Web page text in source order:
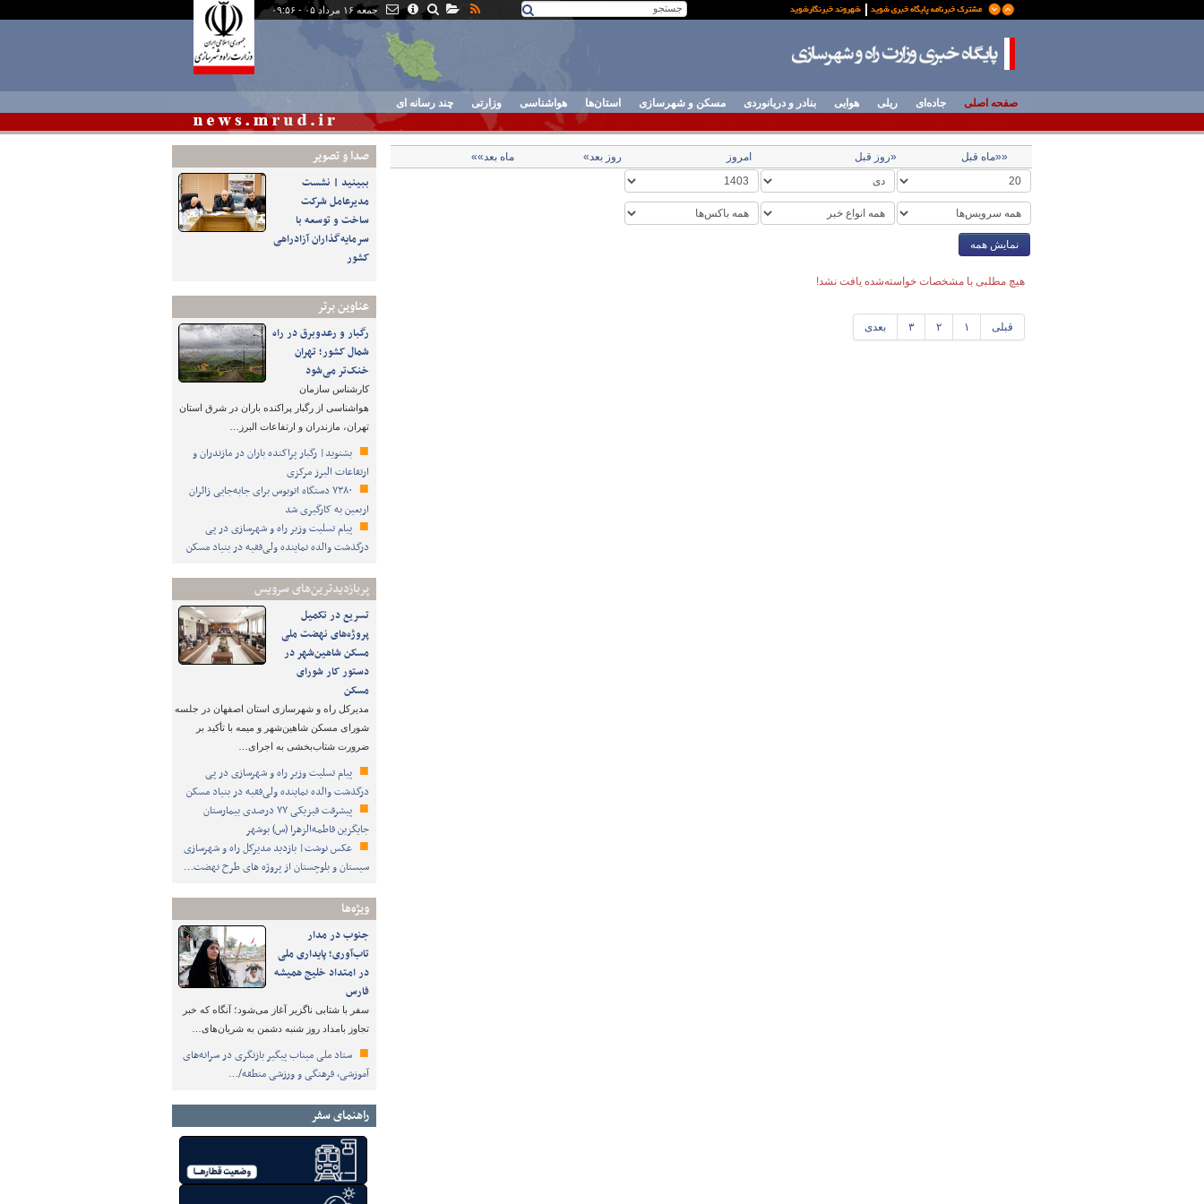
جمعه ۱۶ مرداد ۰۵ - ۰۹:۵۶
صفحه اصلی جاده‌ای ریلی هوایی بنادر و دریانوردی مسکن و شهرسازی استان‌ها هواشناسی وزارتی چند رسانه ای
صدا و تصوير
ببینید | نشست
مدیرعامل شرکت
ساخت و توسعه با
سرمایه‌گذاران آزادراهی
کشور
عناوین برتر
رگبار و رعدوبرق در راه
شمال کشور؛ تهران
خنک‌تر می‌شود
کارشناس سازمان
هواشناسی از رگبار پراکنده باران در شرق استان
تهران، مازندران و ارتفاعات البرز…
بشنوید| رگبار پراکنده باران در مازندران و
ارتفاعات البرز مرکزی
۷۳۸۰ دستگاه اتوبوس برای جابه‌جایی زائران
اربعین به‌ کارگیری شد
پیام تسلیت وزیر راه و شهرسازی در پی
درگذشت والده نماینده ولی‌فقیه در بنیاد مسکن
پربازدیدترین‌های سرویس
تسریع در تکمیل
پروژه‌های نهضت ملی
مسکن شاهین‌شهر در
دستور کار شورای
مسکن
مدیرکل راه و شهرسازی استان اصفهان در جلسه
شورای مسکن شاهین‌شهر و میمه با تأکید بر
ضرورت شتاب‌بخشی به اجرای…
پیام تسلیت وزیر راه و شهرسازی در پی
درگذشت والده نماینده ولی‌فقیه در بنیاد مسکن
پیشرفت فیزیکی ۷۷ درصدی بیمارستان
جایگزین فاطمه‌الزهرا (س) بوشهر
عکس نوشت| بازدید مدیرکل راه و شهرسازی
سیستان و بلوچستان از پروژه های طرح نهضت…
ویژه‌ها
جنوب در مدار
تاب‌آوری؛ پایداری ملی
در امتداد خلیج همیشه
فارس
سفر با شتابی ناگزیر آغاز می‌شود؛ آنگاه که خبر
تجاوز بامداد روز شنبه دشمن به شریان‌های…
ستاد ملی میناب پیگیر بازنگری در سرانه‌های
آموزشی، فرهنگی و ورزشی منطقه/…
راهنمای سفر
««ماه قبل «روز قبل امروز روز بعد» ماه بعد»»
نمایش همه
هیچ مطلبی با مشخصات خواسته‌شده یافت نشد!
قبلی ۱ ۲ ۳ بعدی